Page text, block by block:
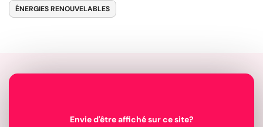
ÉNERGIES RENOUVELABLES
Envie d'être affiché sur ce site?